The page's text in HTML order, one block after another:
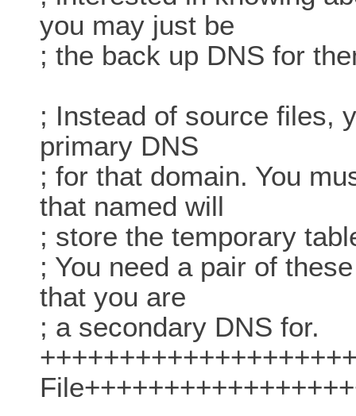
you may just be
; the back up DNS for
; Instead of source files,
primary DNS
; for that domain. You
that named will
; store the temporary
; You need a pair of
that you are
; a secondary DNS for.